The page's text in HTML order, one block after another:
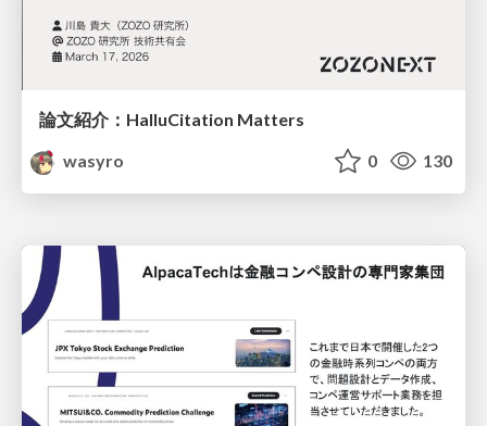
論文紹介：HalluCitation Matters
wasyro
0 130